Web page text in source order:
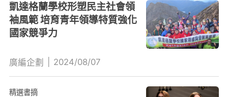
凱達格蘭學校形塑民主社會領
袖風範 培育青年領導特質強化
國家競爭力
廣編企劃 2024/08/07
精選書摘